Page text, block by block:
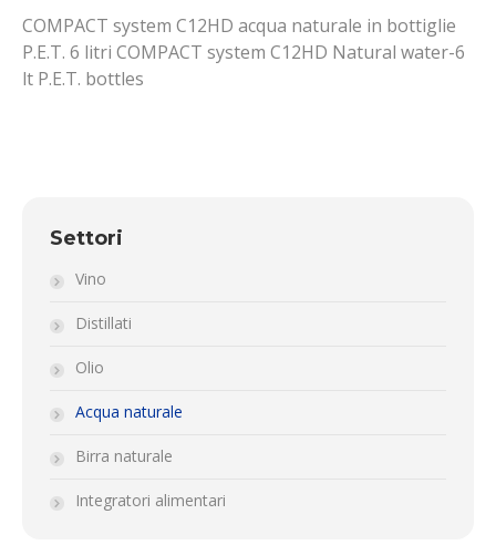
COMPACT system C12HD acqua naturale in bottiglie
P.E.T. 6 litri COMPACT system C12HD Natural water-6
lt P.E.T. bottles
Settori
Vino
Distillati
Olio
Acqua naturale
Birra naturale
Integratori alimentari